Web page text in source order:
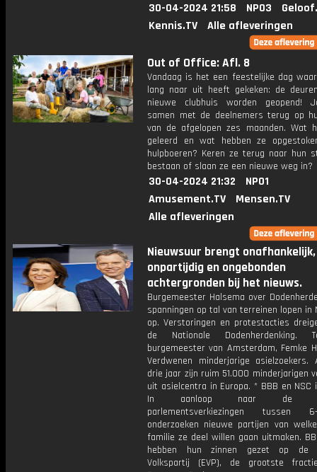
30-04-2024 21:58 NPO3
Kennis.TV
Alle afleveringen
Out of Office: Afl. 8
Vandaag is het een feestelijke dag
lang naar uit heeft gekeken: de
nieuwe clubhuis worden geopend!
samen met de deelnemers terug op
van de afgelopen zes maanden. Wat
geleerd en wat hebben ze
hulpboeren? Keren ze terug naar hun
bestaan of slaan ze een nieuwe weg in?
30-04-2024 21:32
NPO1
Amusement.TV
Mensen.TV
Alle afleveringen
Nieuwsuur brengt onafhankelijk,
onpartijdig en ongebonden
achtergronden bij het nieuws.
Burgemeester Halsema over
spanningen op tal van terreinen lopen in
op. Verstoringen en protestacties
de Nationale Dodenherdenking.
burgemeester van Amsterdam, Femke
Verdwenen minderjarige asielzoekers.
drie jaar zijn ruim 51.000 minderjarigen
uit asielcentra in Europa. * BBB en NSC
In aanloop naar de
parlementsverkiezingen tussen
onderzoeken nieuwe partijen van
familie ze deel willen gaan uitmaken.
hebben hun zinnen gezet op de
Volkspartij (EVP), de grootste